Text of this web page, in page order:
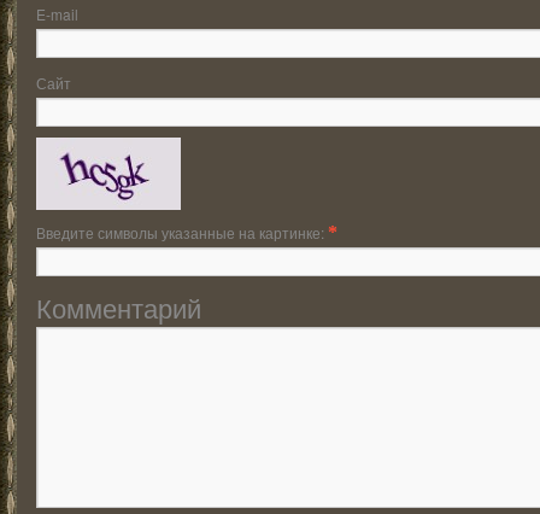
E-mail
Сайт
Введите символы указанные на картинке: *
Комментарий